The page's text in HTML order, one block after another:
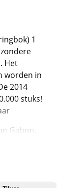
1
Het
worden in
2014
stuks!
Gabon.
Zuid-